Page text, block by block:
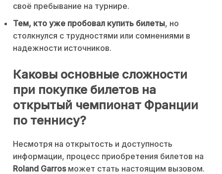
своё пребывание на турнире.
Тем, кто уже пробовал купить билеты, но
столкнулся с трудностями или сомнениями в
надежности источников.
Каковы основные сложности
при покупке билетов на
открытый чемпионат Франции
по теннису?
Несмотря на открытость и доступность
информации, процесс приобретения билетов на
Roland Garrosможет стать настоящим вызовом.